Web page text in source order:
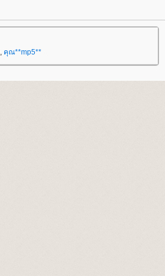
คุณ**mp5**